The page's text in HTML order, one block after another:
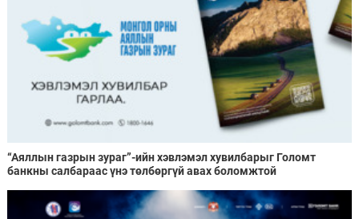
“Аяллын газрын зураг”-ийн хэвлэмэл хувилбарыг Голомт
банкны салбараас үнэ төлбөргүй авах боломжтой